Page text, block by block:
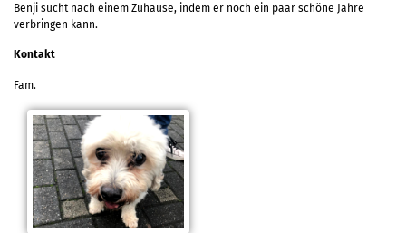
Benji sucht nach einem Zuhause, indem er noch ein paar schöne Jahre
verbringen kann.
Kontakt
Fam.